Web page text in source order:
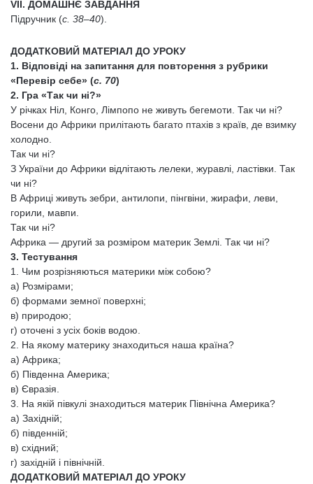
VІІ. ДОМАШНЄ ЗАВДАННЯ
Підручник (с. 38–40).
ДОДАТКОВИЙ МАТЕРІАЛ ДО УРОКУ
1. Відповіді на запитання для повторення з рубрики
«Перевір себе» (с. 70)
2. Гра «Так чи ні?»
У річках Ніл, Конго, Лімпопо не живуть бегемоти. Так чи ні?
Восени до Африки прилітають багато птахів з країв, де взимку
холодно.
Так чи ні?
З України до Африки відлітають лелеки, журавлі, ластівки. Так
чи ні?
В Африці живуть зебри, антилопи, пінгвіни, жирафи, леви,
горили, мавпи.
Так чи ні?
Африка — другий за розміром материк Землі. Так чи ні?
3. Тестування
1. Чим розрізняються материки між собою?
а) Розмірами;
б) формами земної поверхні;
в) природою;
г) оточені з усіх боків водою.
2. На якому материку знаходиться наша країна?
а) Африка;
б) Південна Америка;
в) Євразія.
3. На якій півкулі знаходиться материк Північна Америка?
а) Західній;
б) південній;
в) східний;
г) західній і північній.
ДОДАТКОВИЙ МАТЕРІАЛ ДО УРОКУ